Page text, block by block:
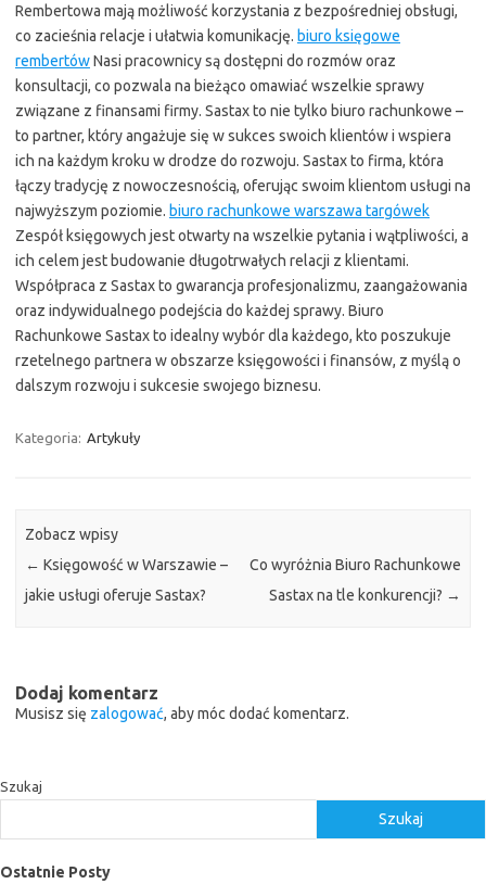
Rembertowa mają możliwość korzystania z bezpośredniej obsługi,
co zacieśnia relacje i ułatwia komunikację. biuro księgowe
rembertówNasi pracownicy są dostępni do rozmów oraz
konsultacji, co pozwala na bieżąco omawiać wszelkie sprawy
związane z finansami firmy. Sastax to nie tylko biuro rachunkowe –
to partner, który angażuje się w sukces swoich klientów i wspiera
ich na każdym kroku w drodze do rozwoju. Sastax to firma, która
łączy tradycję z nowoczesnością, oferując swoim klientom usługi na
najwyższym poziomie. biuro rachunkowe warszawa targówek
Zespół księgowych jest otwarty na wszelkie pytania i wątpliwości, a
ich celem jest budowanie długotrwałych relacji z klientami.
Współpraca z Sastax to gwarancja profesjonalizmu, zaangażowania
oraz indywidualnego podejścia do każdej sprawy. Biuro
Rachunkowe Sastax to idealny wybór dla każdego, kto poszukuje
rzetelnego partnera w obszarze księgowości i finansów, z myślą o
dalszym rozwoju i sukcesie swojego biznesu.
Kategoria: Artykuły
Zobacz wpisy
← Księgowość w Warszawie –
jakie usługi oferuje Sastax?
Co wyróżnia Biuro Rachunkowe
Sastax na tle konkurencji? →
Dodaj komentarz
Musisz się zalogować, aby móc dodać komentarz.
Szukaj
Szukaj
Ostatnie Posty